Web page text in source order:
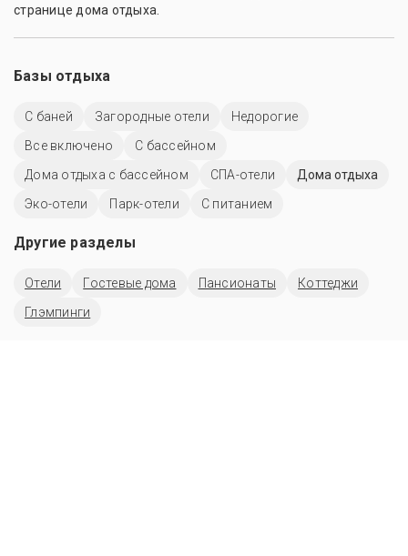
странице дома отдыха.
Базы отдыха
С баней Загородные отели
Недорогие
Все включено
С бассейном
Дома отдыха с бассейном
СПА-отели
Дома отдыха
Эко-отели
Парк-отели С питанием
Другие разделы
Отели Гостевые дома Пансионаты
Коттеджи
Глэмпинги